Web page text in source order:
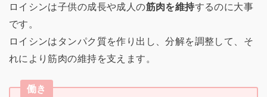
ロイシンは子供の成長や成人の筋肉を維持するのに大事
です。
ロイシンはタンパク質を作り出し、分解を調整して、そ
れにより筋肉の維持を支えます。
働き